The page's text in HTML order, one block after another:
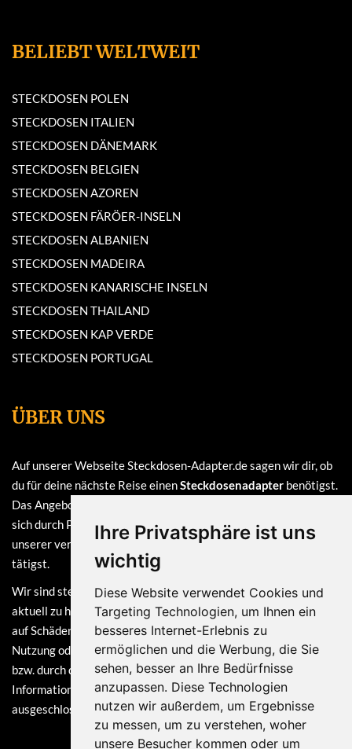
Ihre Privatsphäre ist uns
wichtig
Diese Website verwendet Cookies und
Targeting Technologien, um Ihnen ein
besseres Internet-Erlebnis zu
ermöglichen und die Werbung, die Sie
sehen, besser an Ihre Bedürfnisse
anzupassen. Diese Technologien
nutzen wir außerdem, um Ergebnisse
zu messen, um zu verstehen, woher
unsere Besucher kommen oder um
BELIEBT WELTWEIT
STECKDOSEN POLEN
STECKDOSEN ITALIEN
STECKDOSEN DÄNEMARK
STECKDOSEN BELGIEN
STECKDOSEN AZOREN
STECKDOSEN FÄRÖER-INSELN
STECKDOSEN ALBANIEN
STECKDOSEN MADEIRA
STECKDOSEN KANARISCHE INSELN
STECKDOSEN THAILAND
STECKDOSEN KAP VERDE
STECKDOSEN PORTUGAL
ÜBER UNS
Auf unserer Webseite Steckdosen-Adapter.de sagen wir dir, ob
du für deine nächste Reise einenSteckdosenadapter benötigst.
Das Angebot auf dieser Webseite ist
sich durch Provisionen, die wir erhalten, sofern du bei einem
unserer verlinkten Partner (z.B. Amazon) eine Bestellung
tätigst.
Wir sind stets bemüht, die Informationen auf dieser Webseite
aktuell zu halten. Dennoch sind Haftungsansprüche, welche sich
auf Schäden materieller oder ideeller Art beziehen, die durch die
Nutzung oder Nichtnutzung der dargebotenen Informationen
bzw. durch die Nutzung fehlerhafter und unvollständiger
Informationen verursacht wurden, grundsätzlich
ausgeschlossen.